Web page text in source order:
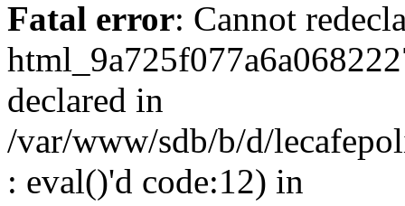
Fatal error: Cannot
declared in
/var/www/sdb/b/d/
: eval()'d code:12) in